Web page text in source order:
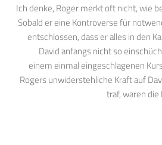
Ich denke, Roger merkt oft nicht, wie
Sobald er eine Kontroverse für
entschlossen, dass er alles in den
David anfangs nicht so
einem einmal eingeschlagenen
Rogers unwiderstehliche Kraft auf
traf, waren